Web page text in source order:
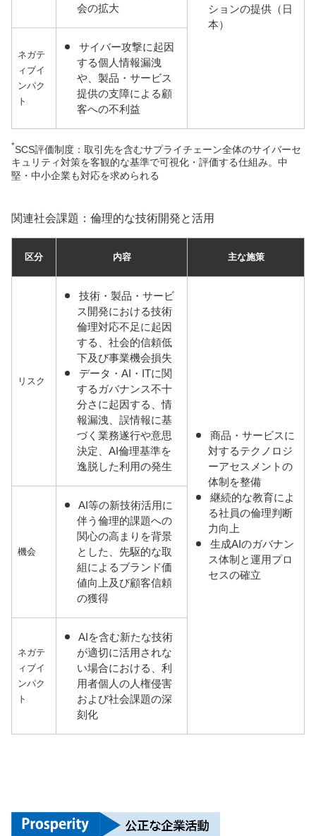
ションの提供（日
本）
会の拡大
ネガテ
ィブイ
ンパク
ト
サイバー攻撃に起因
する個人情報漏洩
や、製品・サービス
提供の支障による顧
客への不利益
*SCS評価制度：取引先を含むサプライチェーン全体のサイバーセ
キュリティ対策を客観的な基準で可視化・評価する仕組み。中
堅・中小企業も対応を求められる
関連社会課題：倫理的な技術開発と活用
区分 内容 主な施策
リスク
技術・製品・サービ
ス開発における技術
倫理対応不足に起因
する、社会的信頼低
下及び事業機会損失
データ・AI・ITに関
するガバナンス不十
分さに起因する、情
報漏洩、誤情報に基
づく業務遂行や意思
決定、AI倫理基準を
逸脱した利用の発生
商品・サービスに
対するテクノロジ
ーアセスメントの
体制を整備
継続的な教育によ
る社員の倫理判断
力向上
生成AIのガバナン
ス体制と運用プロ
セスの確立
機会
AI等の新技術活用に
伴う倫理的課題への
関心の高まりを背景
とした、先駆的な取
組によるブランド価
値向上及び顧客信頼
の獲得
ネガテ
ィブイ
ンパク
ト
AIを含む新たな技術
が適切に活用されな
い場合における、利
用者個人の人権侵害
および社会課題の深
刻化